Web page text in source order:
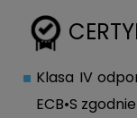
Klasa IV
ECB•S